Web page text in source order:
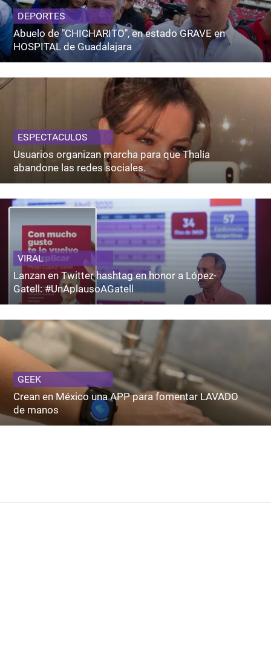
DEPORTES
Abuelo de "CHICHARITO", en estado GRAVE en
HOSPITAL de Guadalajara
ESPECTACULOS
Usuarios organizan marcha para que Thalía
abandone las redes sociales.
VIRAL
Lanzan en Twitter hashtag en honor a López-
Gatell: #UnAplausoAGatell
GEEK
Crean en México una APP para fomentar LAVADO
de manos